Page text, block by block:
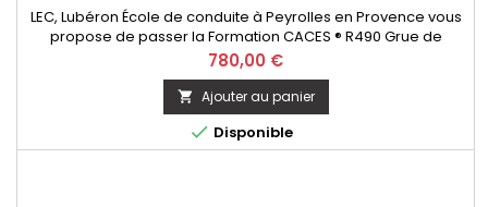
LEC, Lubéron École de conduite à Peyrolles en Provence vous
propose de passer la Formation CACES ® R490 Grue de
chargement - option télécommande. Initial ou Recyclage
Prix
780,00 €
 Ajouter au panier
 Disponible